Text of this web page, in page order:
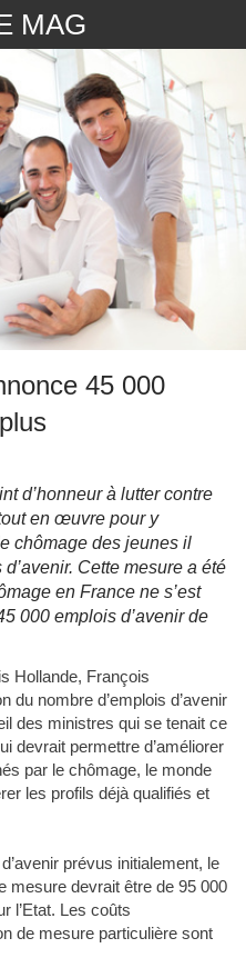
MAG
45 000
d’honneur à lutter contre
en œuvre pour y
chômage des jeunes il
Cette mesure a été
en France ne s’est
000 emplois d’avenir de
Hollande, François
du nombre d’emplois d’avenir
des ministres qui se tenait ce
devrait permettre d’améliorer
par le chômage, le monde
les profils déjà qualifiés et
prévus initialement, le
mesure devrait être de 95 000
l’Etat. Les coûts
de mesure particulière sont